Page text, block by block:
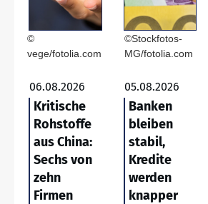
©
vege/fotolia.com
06.08.2026
Kritische
Rohstoffe
aus China:
Sechs von
zehn
Firmen
©Stockfotos-
MG/fotolia.com
05.08.2026
Banken
bleiben
stabil,
Kredite
werden
knapper